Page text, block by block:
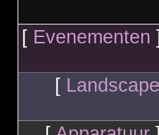
[ Evenementen
[